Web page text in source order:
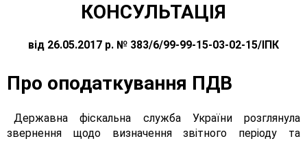
КОНСУЛЬТАЦІЯ
від 26.05.2017 р. № 383/6/99-99-15-03-02-15/ІПК
Про оподаткування ПДВ
Державна фіскальна служба України розглянула
звернення щодо визначення звітного періоду та